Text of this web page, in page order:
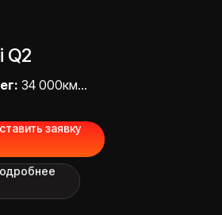
Q2
34 000км
заявку